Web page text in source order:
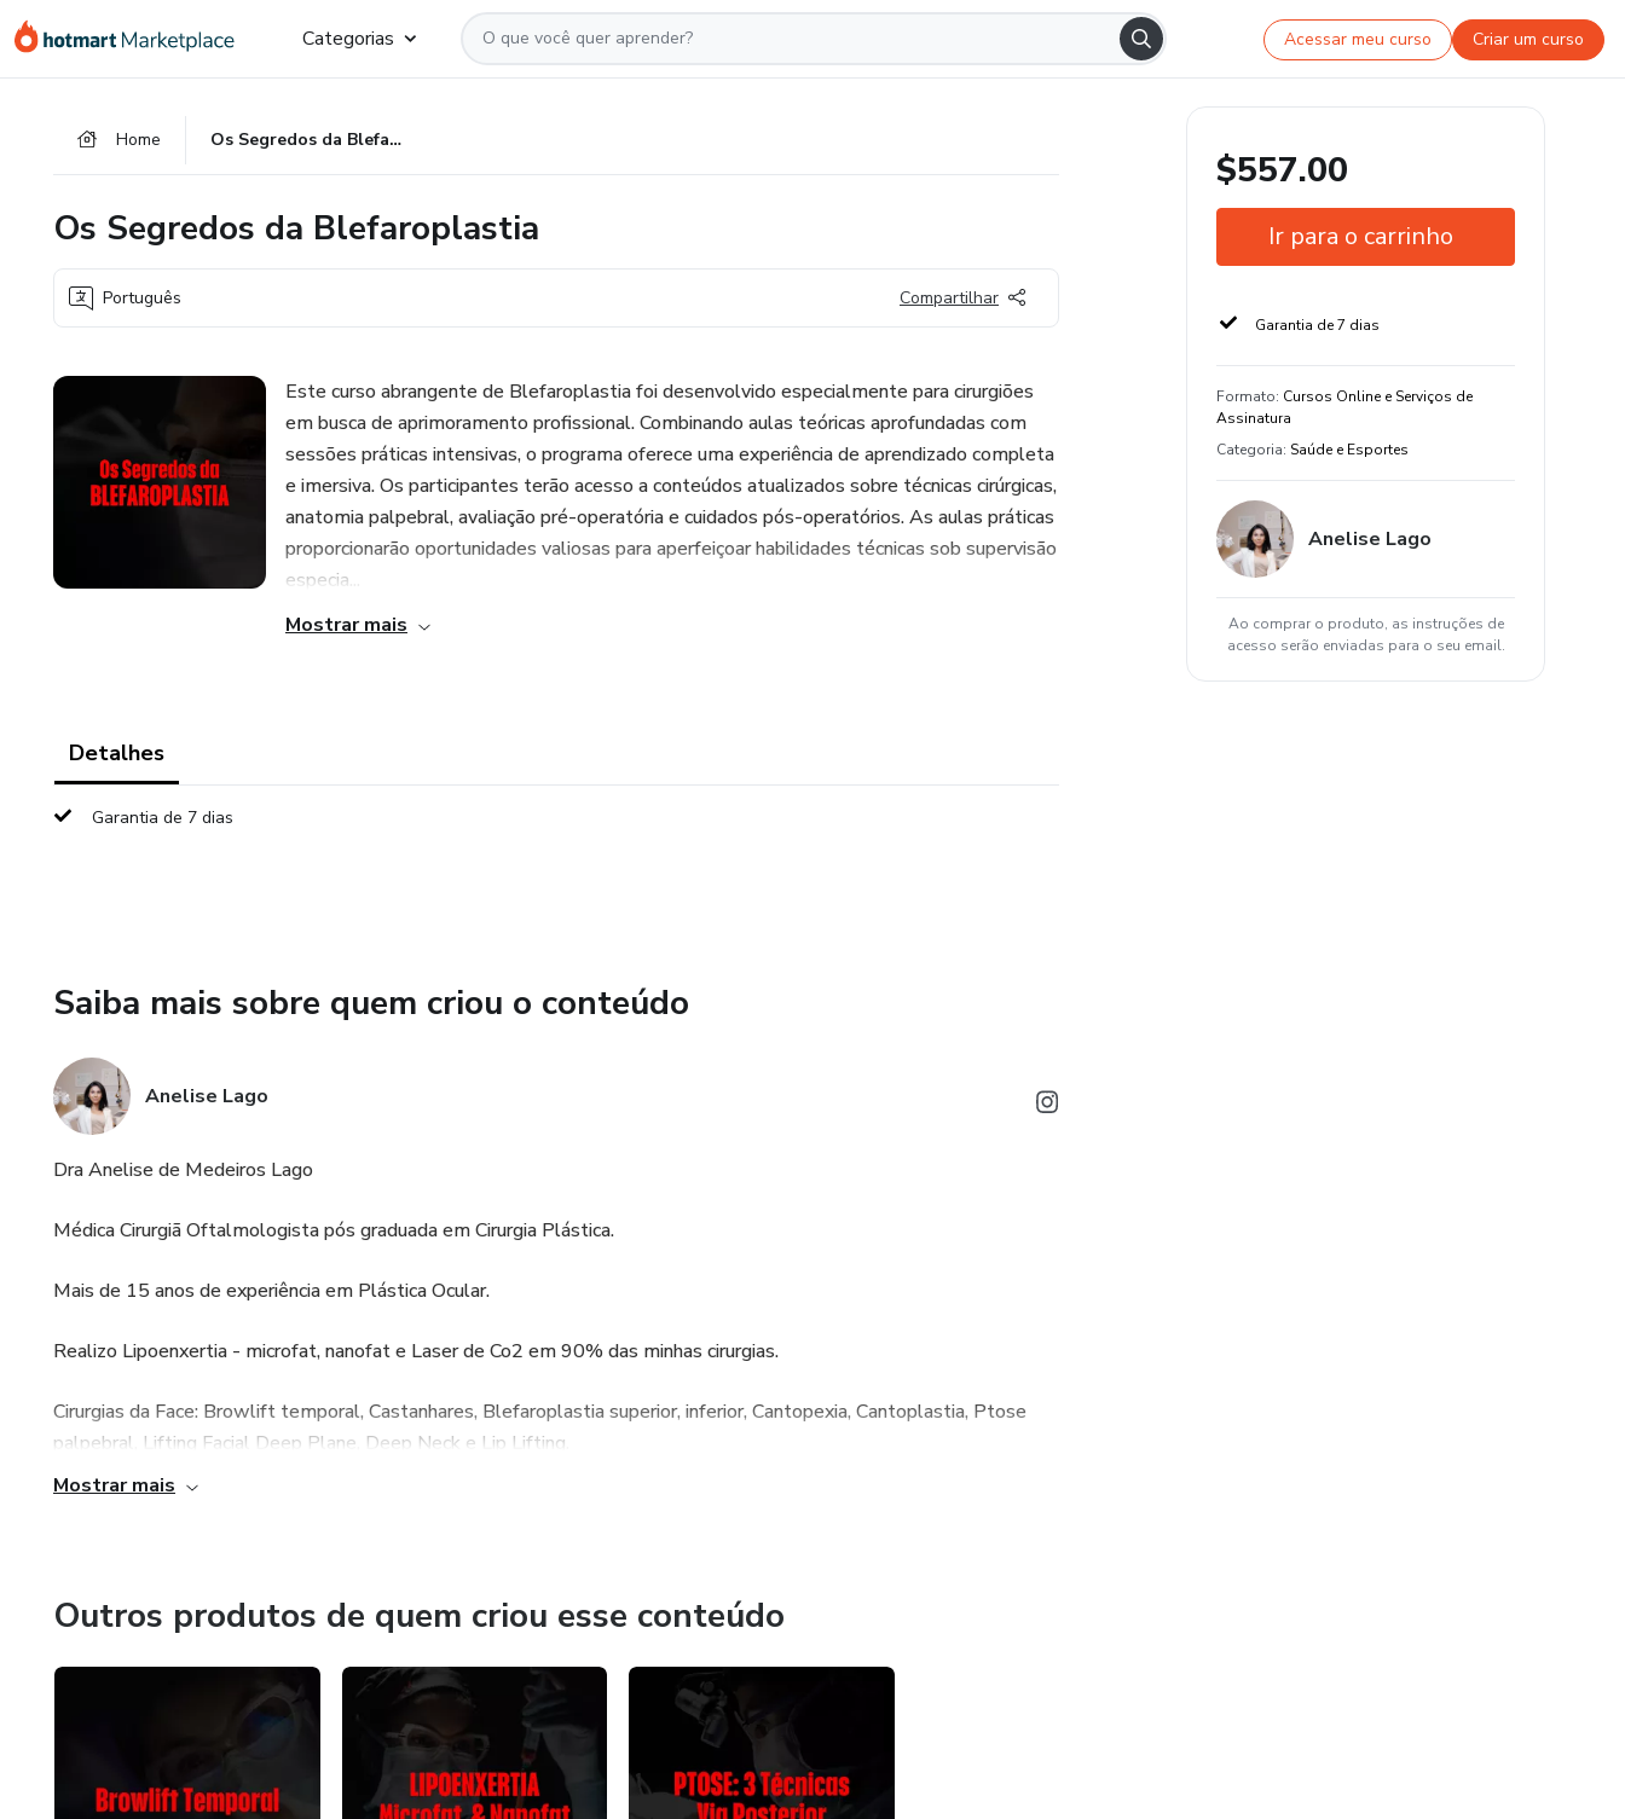
para
para
para
Categorias Acessar meu curso Criar um curso
Home Os Segredos da Blefaroplastia
Os Segredos da Blefaroplastia
Português Compartilhar
Este curso abrangente de Blefaroplastia foi desenvolvido especialmente para cirurgiões
em busca de aprimoramento profissional. Combinando aulas teóricas aprofundadas com
sessões práticas intensivas, o programa oferece uma experiência de aprendizado completa
e imersiva. Os participantes terão acesso a conteúdos atualizados sobre técnicas cirúrgicas,
anatomia palpebral, avaliação pré-operatória e cuidados pós-operatórios. As aulas práticas
proporcionarão oportunidades valiosas para aperfeiçoar habilidades técnicas sob supervisão
especia...
Mostrar mais
Detalhes
Garantia de 7 dias
Saiba mais sobre quem criou o conteúdo
Anelise Lago
Dra Anelise de Medeiros Lago
Médica Cirurgiã Oftalmologista pós graduada em Cirurgia Plástica.
Mais de 15 anos de experiência em Plástica Ocular.
Realizo Lipoenxertia - microfat, nanofat e Laser de Co2 em 90% das minhas cirurgias.
Cirurgias da Face: Browlift temporal, Castanhares, Blefaroplastia superior, inferior, Cantopexia, Cantoplastia, Ptose
palpebral, Lifting Facial Deep Plane, Deep Neck e Lip Lifting.
Mostrar mais
Outros produtos de quem criou esse conteúdo
$557.00
Ir para o carrinho
Garantia de 7 dias
Formato: Cursos Online e Serviços de
Assinatura
Categoria: Saúde e Esportes
Anelise Lago
Ao comprar o produto, as instruções de
acesso serão enviadas para o seu email.